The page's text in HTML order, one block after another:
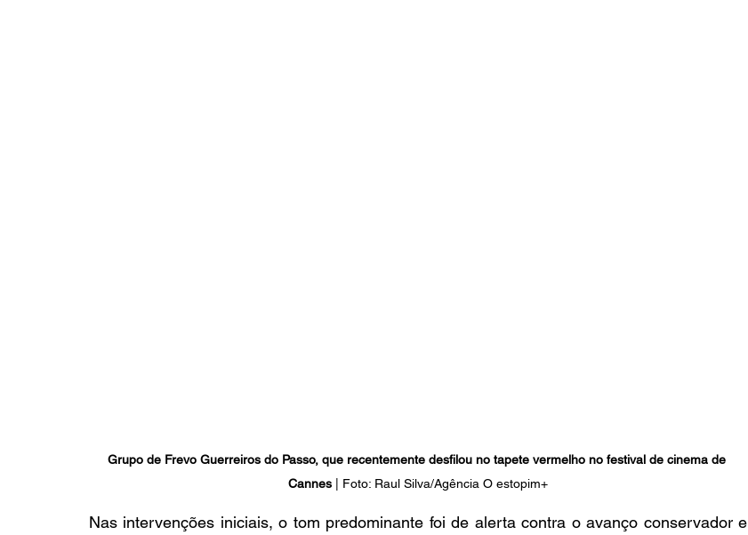
Grupo de Frevo Guerreiros do Passo, que recentemente desfilou no tapete vermelho no festival de cinema de
Cannes | Foto: Raul Silva/Agência O estopim+
Nas intervenções iniciais, o tom predominante foi de alerta contra o avanço conservador e